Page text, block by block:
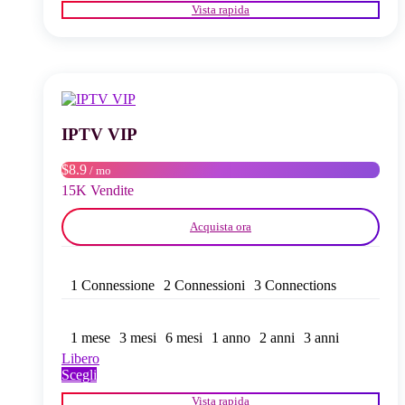
ha
possono
scelte
nella
pagina
del
prodotto
Vista rapida
IPTV VIP
$8.9 / mo
15K Vendite
Acquista ora
1 Connessione 2 Connessioni 3 Connections
1 mese 3 mesi 6 mesi 1 anno 2 anni
3 anni
Libero
Scegli
prodotto
Vista rapida